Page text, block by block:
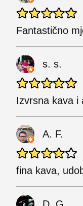
Fantastično
s. s.
Izvrsna kava i
A. F.
fina kava,